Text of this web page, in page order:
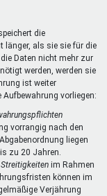
die
länger, als sie sie für die
Daten nicht mehr zur
werden, werden sie
ist weiter
Aufbewahrung vorliegen:
vorrangig nach den
liegen
zu 20 Jahren.
im Rahmen
können im
Verjährung